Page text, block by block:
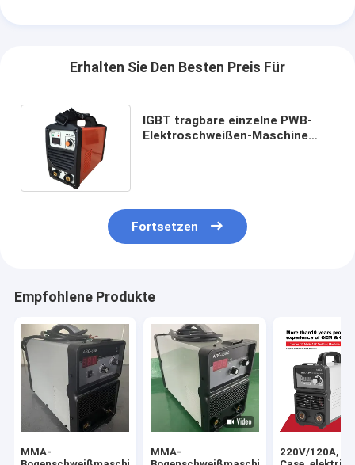
Erhalten Sie Den Besten Preis Für
IGBT tragbare einzelne PWB-
Elektroschweißen-Maschine
Fortsetzen
Empfohlene Produkte
MMA-
MMA-
220V/120A,